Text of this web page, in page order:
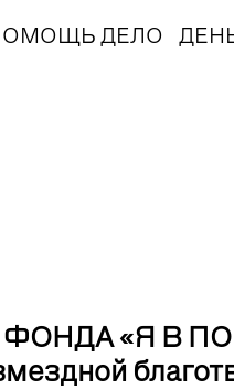
ДЕЛО
ФОНДА «Я В